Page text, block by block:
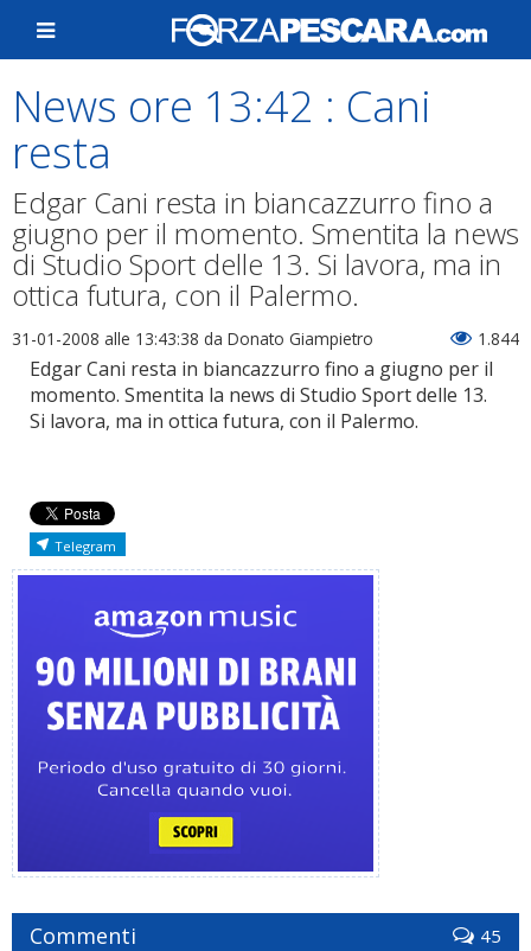
News ore 13:42 : Cani
resta
Edgar Cani resta in biancazzurro fino a
giugno per il momento. Smentita la news
di Studio Sport delle 13. Si lavora, ma in
ottica futura, con il Palermo.
31-01-2008 alle 13:43:38 da Donato Giampietro 1.844
Edgar Cani resta in biancazzurro fino a giugno per il
momento. Smentita la news di Studio Sport delle 13.
Si lavora, ma in ottica futura, con il Palermo.
Telegram
Commenti 45